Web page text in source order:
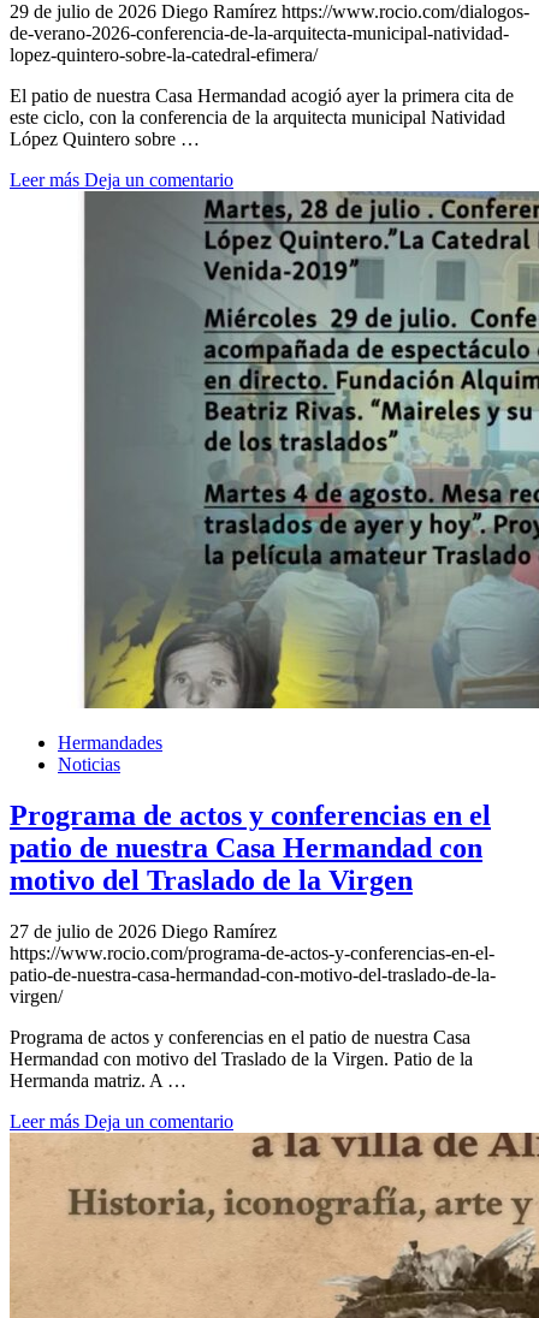
29 de julio de 2026 Diego Ramírez https://www.rocio.com/dialogos-
de-verano-2026-conferencia-de-la-arquitecta-municipal-natividad-
lopez-quintero-sobre-la-catedral-efimera/
El patio de nuestra Casa Hermandad acogió ayer la primera cita de
este ciclo, con la conferencia de la arquitecta municipal Natividad
López Quintero sobre …
Leer más Deja un comentario
Hermandades
Noticias
Programa de actos y conferencias en el
patio de nuestra Casa Hermandad con
motivo del Traslado de la Virgen
27 de julio de 2026 Diego Ramírez
https://www.rocio.com/programa-de-actos-y-conferencias-en-el-
patio-de-nuestra-casa-hermandad-con-motivo-del-traslado-de-la-
virgen/
Programa de actos y conferencias en el patio de nuestra Casa
Hermandad con motivo del Traslado de la Virgen. Patio de la
Hermanda matriz. A …
Leer más Deja un comentario